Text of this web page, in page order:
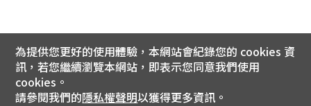
為提供您更好的使用體驗，本網站會紀錄您的 cookies 資
訊，若您繼續瀏覽本網站，即表示您同意我們使用
cookies。
請參閱我們的隱私權聲明以獲得更多資訊。